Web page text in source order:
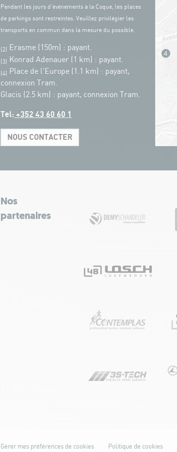
Pendant les jours d'événements à la Coque, les places
de parkings sont restreintes. Veuillez privilégier les
transports en commun dans la mesure du possible.
(2) Erasme (150m) : payant.
(3) Konrad Adenauer (1 km) : payant.
(4)
Place de l'Europe (1.1 km) : payant,
connexion Tram.
Glacis (2.5 km) : payant, connexion Tram.
Tel: +352 43 60 60 1
NOUS CONTACTER
Nos
partenaires
Gérer mes préférences de cookies Politique de cookies